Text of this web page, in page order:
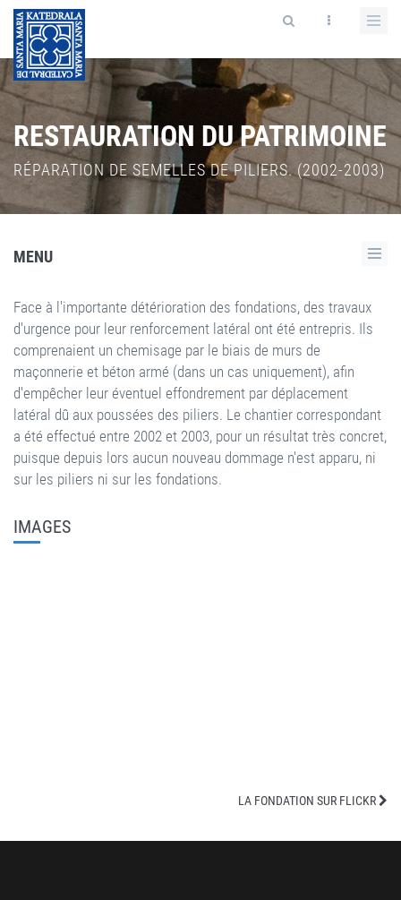
RESTAURATION DU PATRIMOINE
RÉPARATION DE SEMELLES DE PILIERS. (2002-2003)
MENU
Face à l'importante détérioration des fondations, des travaux
d'urgence pour leur renforcement latéral ont été entrepris. Ils
comprenaient un chemisage par le biais de murs de
maçonnerie et béton armé (dans un cas uniquement), afin
d'empêcher leur éventuel effondrement par déplacement
latéral dû aux poussées des piliers. Le chantier correspondant
a été effectué entre 2002 et 2003, pour un résultat très concret,
puisque depuis lors aucun nouveau dommage n'est apparu, ni
sur les piliers ni sur les fondations.
IMAGES
LA FONDATION SUR FLICKR